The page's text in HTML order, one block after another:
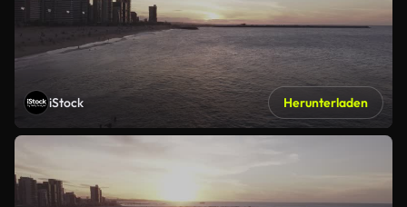
iStock Herunterladen